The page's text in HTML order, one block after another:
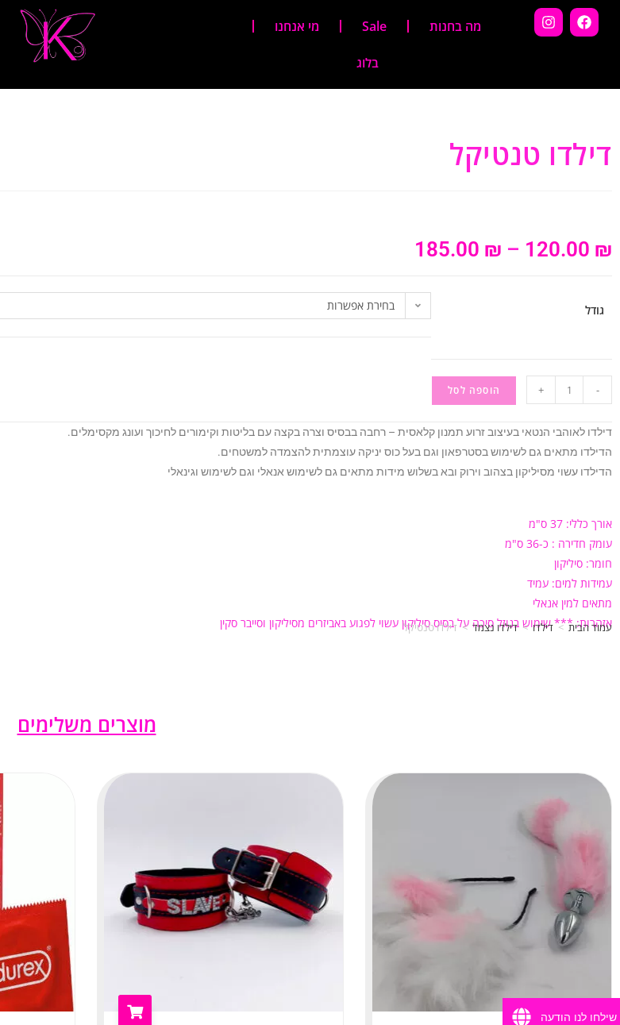
מה בחנות Sale מי אנחנו
בלוג
דילדו טנטיקל
120.00 ₪
–
185.00 ₪
גודל בחירת אפשרות
-
+ הוספה לסל
דילדו לאוהבי הנטאי בעיצוב זרוע תמנון קלאסית – רחבה בבסיס וצרה בקצה עם בליטות וקימורים לחיכוך ועונג מקסימלים.
הדילדו מתאים גם לשימוש בסטרפאון וגם בעל כוס יניקה עוצמתית להצמדה למשטחים.
הדילדו עשוי מסיליקון בצהוב וירוק ובא בשלוש מידות מתאים גם לשימוש אנאלי וגם לשימוש וגינאלי
אורך כללי: 37 ס"מ
עומק חדירה : כ-36 ס"מ
חומר: סיליקון
עמידות למים: עמיד
מתאים למין אנאלי
אזהרות: *** שימוש בנוזל סיכה על בסיס סיליקון עשוי לפגוע באביזרים מסיליקון וסייבר סקין
עמוד הבית > דילדו > דילדו נצמד > דילדו טנטיקל
מוצרים משלימים
שילחו לנו הודעה